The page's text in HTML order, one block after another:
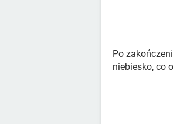
Po
niebiesko, co